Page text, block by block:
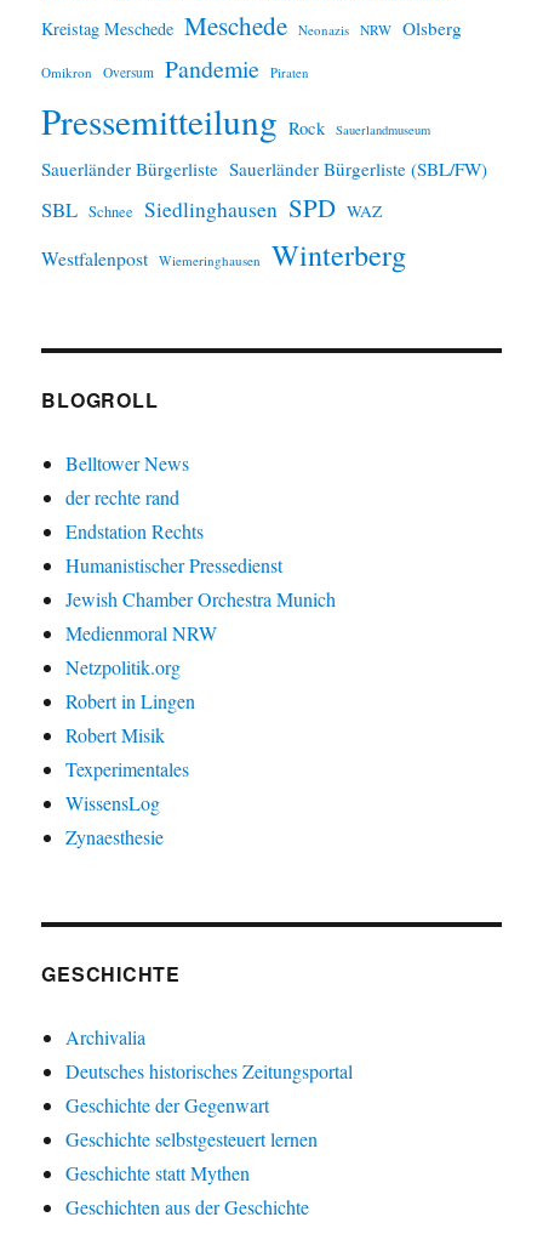
Kreistag Meschede Meschede Neonazis NRW Olsberg
Omikron Oversum Pandemie Piraten
Pressemitteilung Rock Sauerlandmuseum
Sauerländer Bürgerliste Sauerländer Bürgerliste (SBL/FW)
SBL Schnee Siedlinghausen SPD WAZ
Westfalenpost Wiemeringhausen Winterberg
BLOGROLL
Belltower News
der rechte rand
Endstation Rechts
Humanistischer Pressedienst
Jewish Chamber Orchestra Munich
Medienmoral NRW
Netzpolitik.org
Robert in Lingen
Robert Misik
Texperimentales
WissensLog
Zynaesthesie
GESCHICHTE
Archivalia
Deutsches historisches Zeitungsportal
Geschichte der Gegenwart
Geschichte selbstgesteuert lernen
Geschichte statt Mythen
Geschichten aus der Geschichte